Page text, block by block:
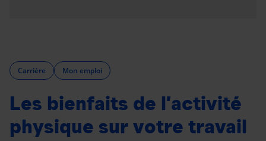
Carrière Mon emploi
Les bienfaits de l’activité
physique sur votre travail